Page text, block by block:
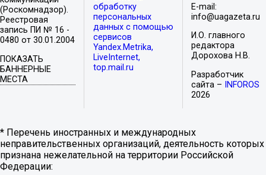
(Роскомнадзор).
Реестровая
запись ПИ № 16 -
0480 от 30.01.2004
ПОКАЗАТЬ
БАННЕРНЫЕ
МЕСТА
обработку
персональных
данных с помощью
сервисов
Yandex.Metrika,
LiveInternet,
top.mail.ru
E-mail:
info@uagazeta.ru
И.О. главного
редактора
Дорохова Н.В.
Разработчик
сайта –
INFOROS
2026
* Перечень иностранных и международных
неправительственных организаций, деятельность которых
признана нежелательной на территории Российской
Федерации: